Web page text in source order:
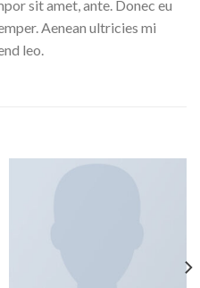
sit amet, ante. Donec eu
Aenean ultricies mi
leo.